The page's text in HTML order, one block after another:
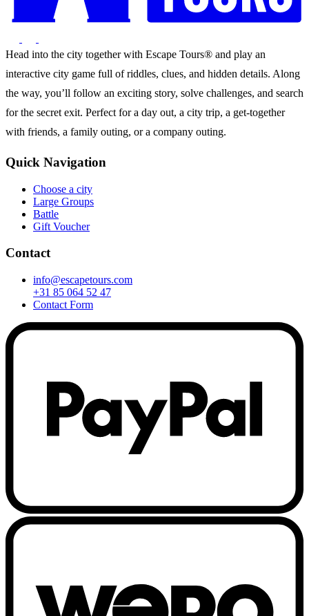
Head into the city together with Escape Tours® and play an
interactive city game full of riddles, clues, and hidden details. Along
the way, you’ll follow an exciting story, solve challenges, and search
for the secret exit. Perfect for a day out, a city trip, a get-together
with friends, a family outing, or a company outing.
Quick Navigation
Choose a city
Large Groups
Battle
Gift Voucher
Contact
info@escapetours.com
+31 85 064 52 47
Contact Form